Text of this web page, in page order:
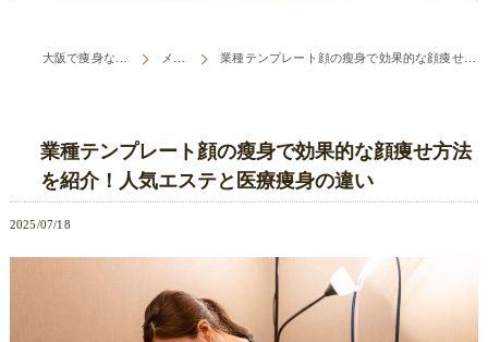
メディア 業種テンプレート顔の瘦身で効果的な顔痩せ方法を紹介！人気エステと医療痩身の違い
業種テンプレート顔の瘦身で効果的な顔痩せ方法
を紹介！人気エステと医療痩身の違い
2025/07/18